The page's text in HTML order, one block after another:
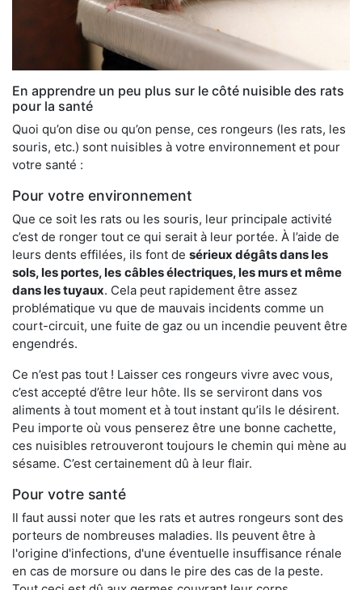
En apprendre un peu plus sur le côté nuisible des rats
pour la santé
Quoi qu’on dise ou qu’on pense, ces rongeurs (les rats, les
souris, etc.) sont nuisibles à votre environnement et pour
votre santé :
Pour votre environnement
Que ce soit les rats ou les souris, leur principale activité
c’est de ronger tout ce qui serait à leur portée. À l’aide de
leurs dents effilées, ils font de sérieux dégâts dans les
sols, les portes, les câbles électriques, les murs et même
dans les tuyaux. Cela peut rapidement être assez
problématique vu que de mauvais incidents comme un
court-circuit, une fuite de gaz ou un incendie peuvent être
engendrés.
Ce n’est pas tout ! Laisser ces rongeurs vivre avec vous,
c’est accepté d’être leur hôte. Ils se serviront dans vos
aliments à tout moment et à tout instant qu’ils le désirent.
Peu importe où vous penserez être une bonne cachette,
ces nuisibles retrouveront toujours le chemin qui mène au
sésame. C’est certainement dû à leur flair.
Pour votre santé
Il faut aussi noter que les rats et autres rongeurs sont des
porteurs de nombreuses maladies. Ils peuvent être à
l'origine d'infections, d'une éventuelle insuffisance rénale
en cas de morsure ou dans le pire des cas de la peste.